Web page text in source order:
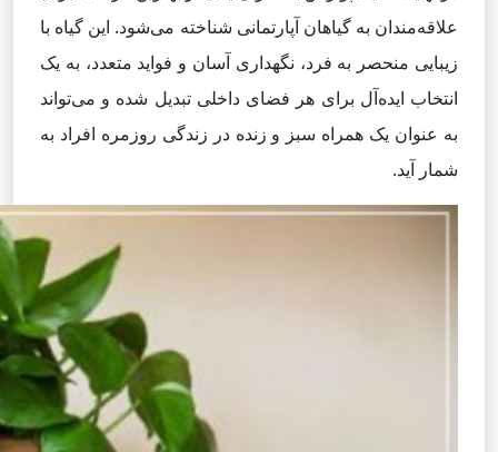
علاقه‌مندان به گیاهان آپارتمانی شناخته می‌شود. این گیاه با
زیبایی منحصر به فرد، نگهداری آسان و فواید متعدد، به یک
انتخاب ایده‌آل برای هر فضای داخلی تبدیل شده و می‌تواند
به عنوان یک همراه سبز و زنده در زندگی روزمره افراد به
شمار آید.